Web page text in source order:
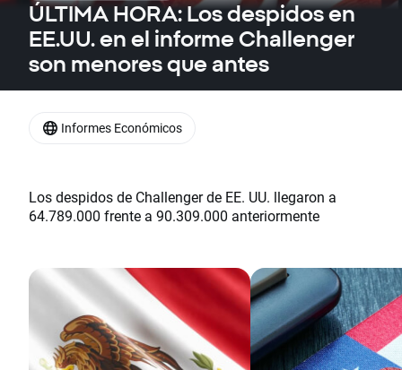
ÚLTIMA HORA: Los despidos en
EE.UU. en el informe Challenger
son menores que antes
Los despidos de Challenger de EE. UU. llegaron a
64.789.000 frente a 90.309.000 anteriormente
Informes Económicos